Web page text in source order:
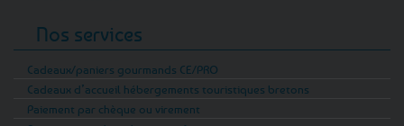
Nos services
Cadeaux/paniers gourmands CE/PRO
Cadeaux d’accueil hébergements touristiques bretons
Paiement par chèque ou virement